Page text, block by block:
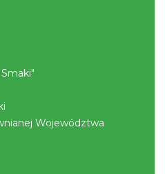
Województwa